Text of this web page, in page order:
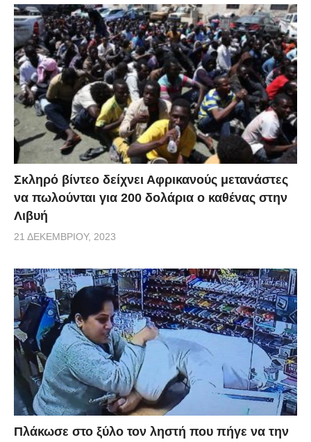
Σκληρό βίντεο δείχνει Αφρικανούς μετανάστες
να πωλούνται για 200 δολάρια ο καθένας στην
Λιβυή
21 ΔΕΚΕΜΒΡΊΟΥ, 2023
Πλάκωσε στο ξύλο τον ληστή που πήγε να την